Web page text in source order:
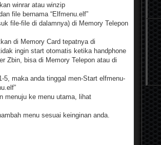
winrar atau winzip
file bernama “Elfmenu.elf”
file-file di dalamnya) di Memory Telepon
di Memory Card tepatnya di
ingin start otomatis ketika handphone
Zbin, bisa di Memory Telepon atau di
5, maka anda tinggal men-Start elfmenu-
menuju ke menu utama, lihat
menu sesuai keinginan anda.